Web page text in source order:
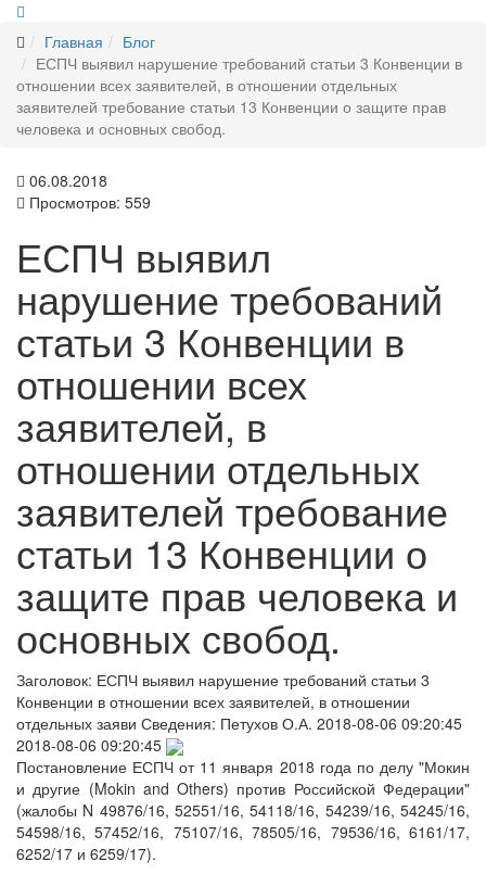
Главная
Блог
ЕСПЧ выявил нарушение требований статьи 3 Конвенции в
отношении всех заявителей, в отношении отдельных
заявителей требование статьи 13 Конвенции о защите прав
человека и основных свобод.
06.08.2018
Просмотров: 559
ЕСПЧ выявил
нарушение требований
статьи 3 Конвенции в
отношении всех
заявителей, в
отношении отдельных
заявителей требование
статьи 13 Конвенции о
защите прав человека и
основных свобод.
Заголовок: ЕСПЧ выявил нарушение требований статьи 3
Конвенции в отношении всех заявителей, в отношении
отдельных заяви Сведения: Петухов О.А. 2018-08-06 09:20:45
2018-08-06 09:20:45
Постановление ЕСПЧ от 11 января 2018 года по делу "Мокин
и другие (Mokin and Others) против Российской Федерации"
(жалобы N 49876/16, 52551/16, 54118/16, 54239/16, 54245/16,
54598/16, 57452/16, 75107/16, 78505/16, 79536/16, 6161/17,
6252/17 и 6259/17).